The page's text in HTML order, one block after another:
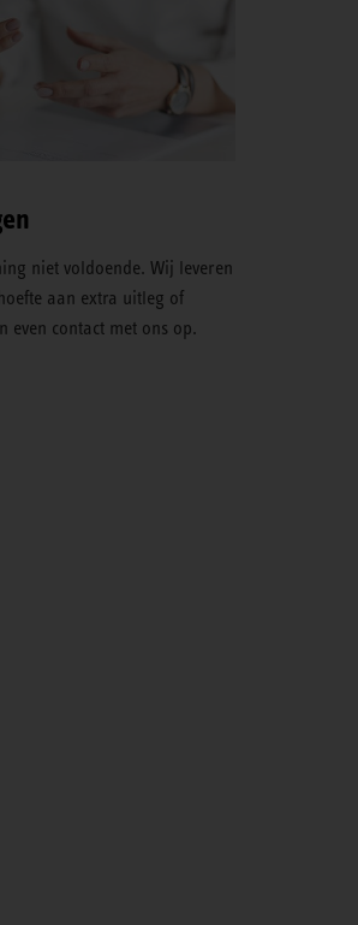
niet voldoende. Wij leveren
aan extra uitleg of
even contact met ons op.